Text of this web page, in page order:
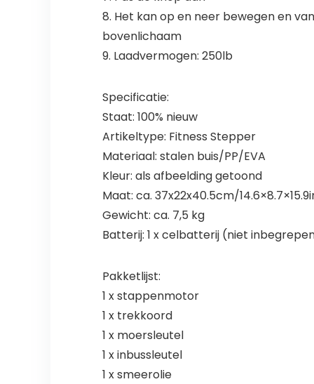
8. Het kan op en neer bewegen en
bovenlichaam
9. Laadvermogen: 250lb
Specificatie:
Staat: 100% nieuw
Artikeltype: Fitness Stepper
Materiaal: stalen buis/PP/EVA
Kleur: als afbeelding getoond
Maat: ca. 37x22x40.5cm/
Gewicht: ca. 7,5 kg
Batterij: 1 x celbatterij (niet
Pakketlijst:
1 x stappenmotor
1 x trekkoord
1 x moersleutel
1 x inbussleutel
1 x smeerolie